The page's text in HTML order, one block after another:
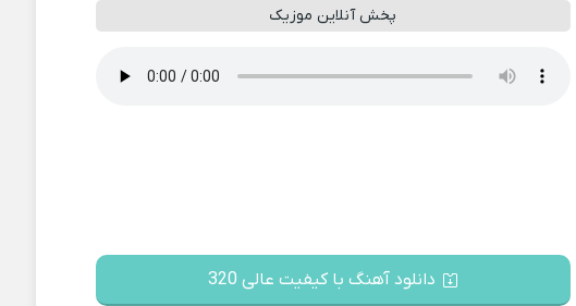
پخش آنلاین موزیک
دانلود آهنگ با کیفیت عالی 320